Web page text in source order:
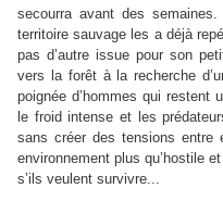
secourra avant des
territoire sauvage les a déjà
pas d’autre issue pour son
vers la forêt à la recherche
poignée d’hommes qui restent
le froid intense et les
sans créer des tensions entre
environnement plus qu’hostile
s’ils veulent survivre...